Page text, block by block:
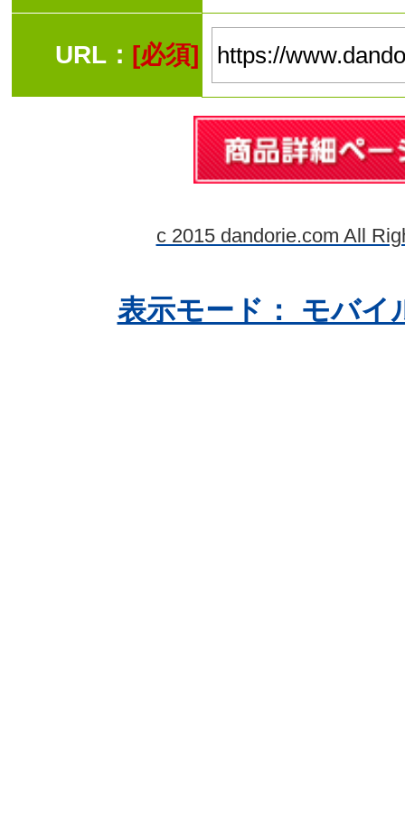
URL： [必須]
c 2015 dandorie.com All
表示モード： モバ